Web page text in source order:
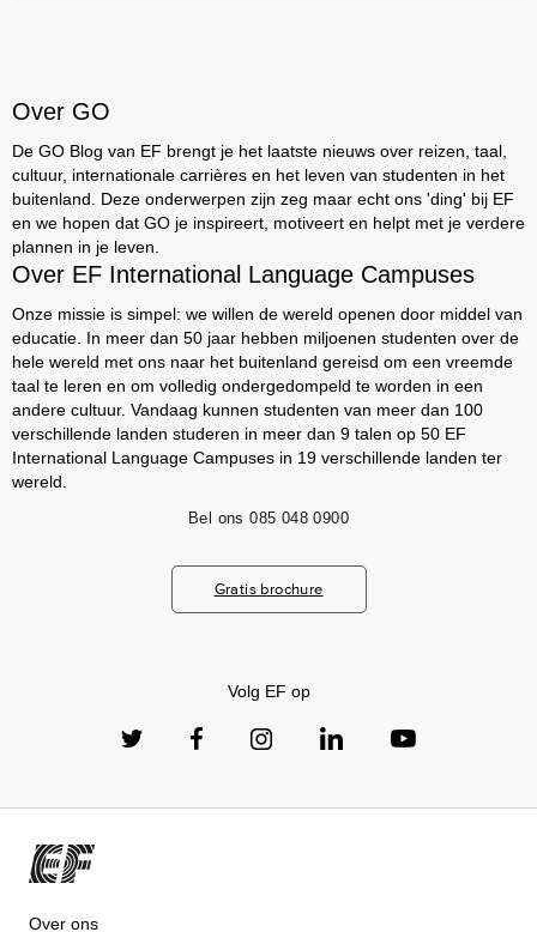
Over GO
De GO Blog van EF brengt je het laatste nieuws over reizen, taal,
cultuur, internationale carrières en het leven van studenten in het
buitenland. Deze onderwerpen zijn zeg maar echt ons 'ding' bij EF
en we hopen dat GO je inspireert, motiveert en helpt met je verdere
plannen in je leven.
Over EF International Language Campuses
Onze missie is simpel: we willen de wereld openen door middel van
educatie. In meer dan 50 jaar hebben miljoenen studenten over de
hele wereld met ons naar het buitenland gereisd om een vreemde
taal te leren en om volledig ondergedompeld te worden in een
andere cultuur. Vandaag kunnen studenten van meer dan 100
verschillende landen studeren in meer dan 9 talen op 50 EF
International Language Campuses in 19 verschillende landen ter
wereld.
Bel ons 085 048 0900
Gratis brochure
Volg EF op
Over ons